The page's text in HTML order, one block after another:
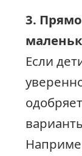
3.
Если